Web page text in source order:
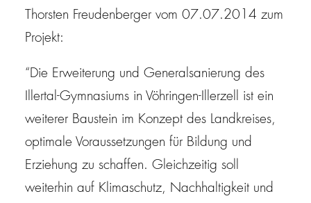
Thorsten Freudenberger vom 07.07.2014 zum
Projekt:
“Die Erweiterung und Generalsanierung des
Illertal-Gymnasiums in Vöhringen-Illerzell ist ein
weiterer Baustein im Konzept des Landkreises,
optimale Voraussetzungen für Bildung und
Erziehung zu schaffen. Gleichzeitig soll
weiterhin auf Klimaschutz, Nachhaltigkeit und